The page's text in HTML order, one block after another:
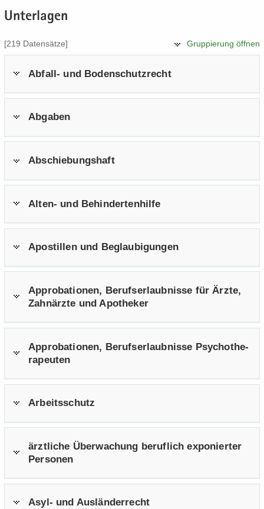
Un­ter­la­gen
Grup­pie­rung öff­nen
[219 Da­ten­sät­ze]
Abfall-​ und Bo­den­schutz­recht
Ab­ga­ben
Ab­schie­bungs­haft
Alten-​ und Be­hin­der­ten­hil­fe
Apos­til­len und Be­glau­bi­gun­gen
Ap­pro­ba­tio­nen, Be­rufs­er­laub­nis­se für Ärzte,
Zahn­ärz­te und Apo­the­ker
Ap­pro­ba­tio­nen, Be­rufs­er­laub­nis­se Psy­cho­the­
ra­peu­ten
Ar­beits­schutz
ärzt­li­che Über­wa­chung be­ruf­lich ex­po­nier­ter
Per­so­nen
Asyl- und Aus­län­der­recht